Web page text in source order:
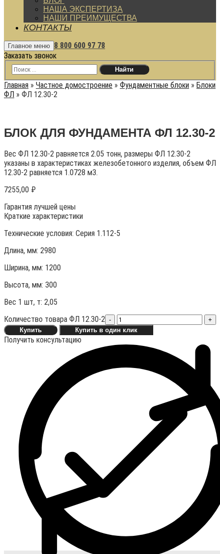
НАША ЭКСПЕРТИЗА
НАШИ ПРЕИМУЩЕСТВА
КОНТАКТЫ
Главное меню 8 800 600 97 78
Заказать звонок
Главная » Частное домостроение » Фундаментные блоки » Блоки
ФЛ » ФЛ 12.30-2
БЛОК ДЛЯ ФУНДАМЕНТА ФЛ 12.30-2
Вес ФЛ 12.30-2 равняется 2.05 тонн, размеры ФЛ 12.30-2
указаны в характеристиках железобетонного изделия, объем ФЛ
12.30-2 равняется 1.0728 м3.
7255,00 ₽
Гарантия лучшей цены
Краткие характеристики
Технические условия: Серия 1.112-5
Длина, мм: 2980
Ширина, мм: 1200
Высота, мм: 300
Вес 1 шт, т: 2,05
Количество товара ФЛ 12.30-2 -
+
Купить
Купить в один клик
Получить консультацию